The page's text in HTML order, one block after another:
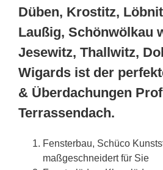
Düben, Krostitz,
Laußig, Schönwölkau
Jesewitz, Thallwitz,
Wigards ist der
& Überdachungen
Terrassendach.
Fensterbau, Schüco
maßgeschneidert für Sie